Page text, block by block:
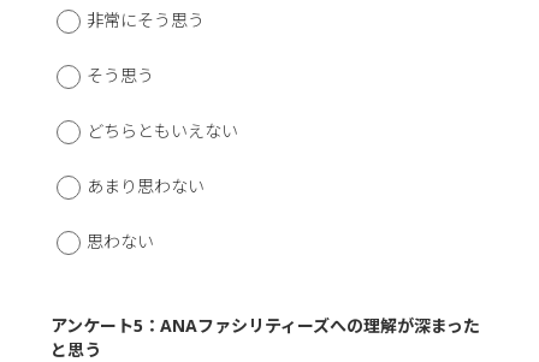
非常にそう思う
そう思う
どちらともいえない
あまり思わない
思わない
アンケート5：ANAファシリティーズへの理解が深まった
と思う